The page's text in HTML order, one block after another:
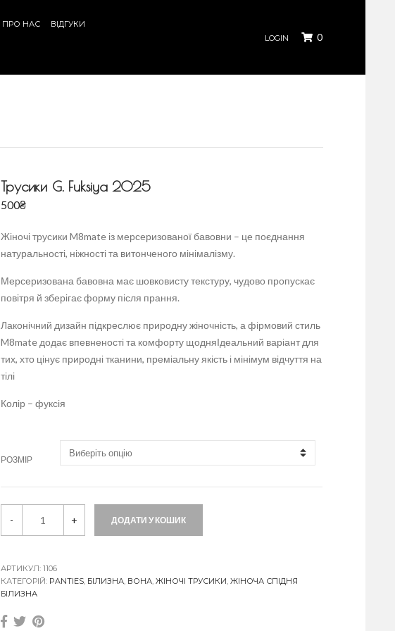
ПРО НАС ВІДГУКИ
LOGIN 0
Трусики G. Fuksiya 2025
500₴
Жіночі трусики M8mate із мерсеризованої бавовни – це поєднання
натуральності, ніжності та витонченого мінімалізму.
Мерсеризована бавовна має шовковисту текстуру, чудово пропускає
повітря й зберігає форму після прання.
Лаконічний дизайн підкреслює природну жіночність, а фірмовий стиль
M8mate додає впевненості та комфорту щодняІдеальний варіант для
тих, хто цінує природні тканини, преміальну якість і мінімум відчуття на
тілі
Колір – фуксія
РОЗМІР
у
к
и
G
F
- + ДОДАТИ У КОШИК
АРТИКУЛ:1106
КАТЕГОРІЙ: PANTIES БІЛИЗНА ВОНА ,ЖІНОЧІ ТРУСИКИ ,ЖІНОЧА СПІДНЯ
БІЛИЗНА